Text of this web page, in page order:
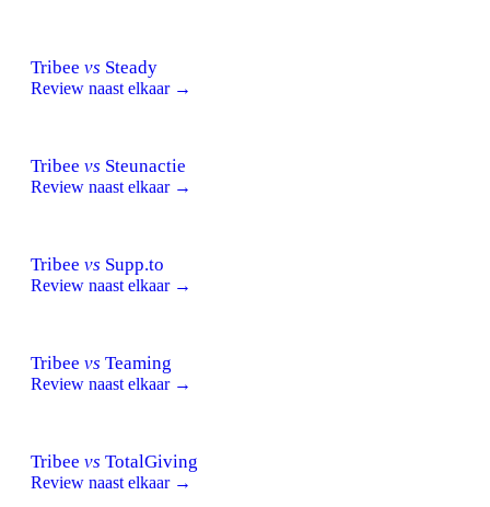
Tribee vs Steady
Review naast elkaar →
Tribee vs Steunactie
Review naast elkaar →
Tribee vs Supp.to
Review naast elkaar →
Tribee vs Teaming
Review naast elkaar →
Tribee vs TotalGiving
Review naast elkaar →